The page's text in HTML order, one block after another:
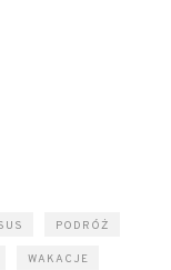
PODRÓŻ
WAKACJE